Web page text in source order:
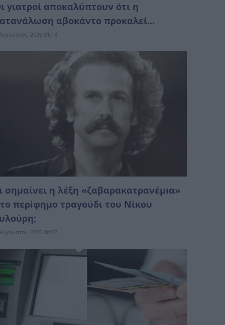
γιατροί αποκαλύπτουν ότι η
αβοκάντο προκαλεί…
2026 01:18
σημαίνει η λέξη «ζαβαρακατρανέμıα»
περiφημο τραγούδι του Νίκου
2026 00:02